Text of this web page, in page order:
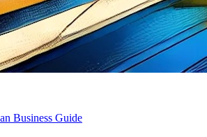
Business Guide